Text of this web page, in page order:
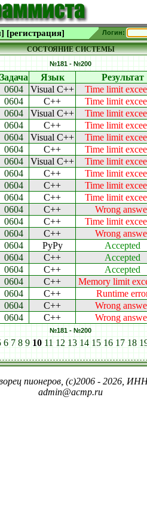
[регистрация] Логин:
СОСТОЯНИЕ СИСТЕМЫ
№181 - №200
Задача Язык
Результат
0604 Visual C++
Time limit
0604 C++
Time limit
0604 Visual C++
Time limit
0604 C++
Time limit
0604 Visual C++
Time limit
0604 C++
Time limit
0604 Visual C++
Time limit
0604 C++
Time limit
0604 C++
Time limit
0604 C++
Time limit
0604 C++
Wrong
0604 C++
Time limit
0604 C++
Wrong
0604 PyPy
Accepted
0604 C++
Accepted
0604 C++
Accepted
0604 C++
Memory limit
0604 C++
Runtime
0604 C++
Wrong
0604 C++
Wrong
№181 - №200
6 7 8 9 10 11 12 13 14 15 16 17 18
пионеров, (c)2006 - 2026,
admin@acmp.ru